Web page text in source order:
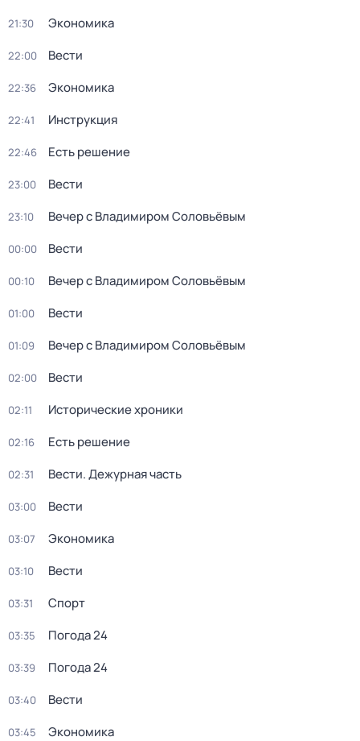
21:30 Экономика
22:00 Вести
22:36 Экономика
22:41 Инструкция
22:46 Есть решение
23:00 Вести
23:10 Вечер с Владимиром Соловьёвым
00:00 Вести
00:10 Вечер с Владимиром Соловьёвым
01:00 Вести
01:09 Вечер с Владимиром Соловьёвым
02:00 Вести
02:11 Исторические хроники
02:16 Есть решение
02:31 Вести. Дежурная часть
03:00 Вести
03:07 Экономика
03:10 Вести
03:31 Спорт
03:35 Погода 24
03:39 Погода 24
03:40 Вести
03:45 Экономика